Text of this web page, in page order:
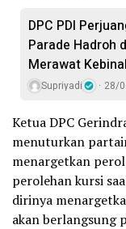
DPC PDI
Parade Hadroh
Merawat
Supriyadi 28/
Ketua DPC
menuturkan
menargetkan
perolehan kursi
dirinya
akan berlangsung